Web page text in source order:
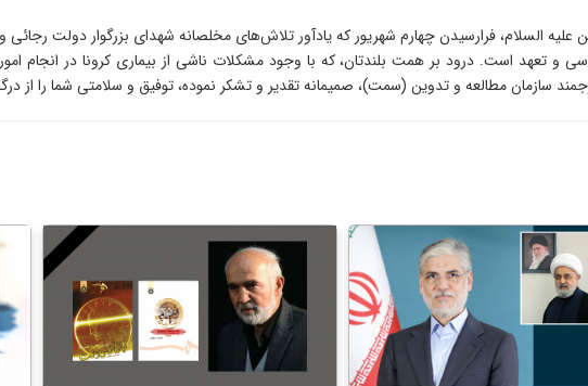
السلام، فرارسیدن چهارم شهریور که یادآور تلاش‌های مخلصانه شهدای بزرگوار دولت رجائی
و تعهد است. درود بر همت بلندتان، که با وجود مشکلات ناشی از بیماری کرونا در انجام
سازمان مطالعه و تدوین (سمت)، صمیمانه تقدیر و تشکر نموده، توفیق و سلامتی شما را از